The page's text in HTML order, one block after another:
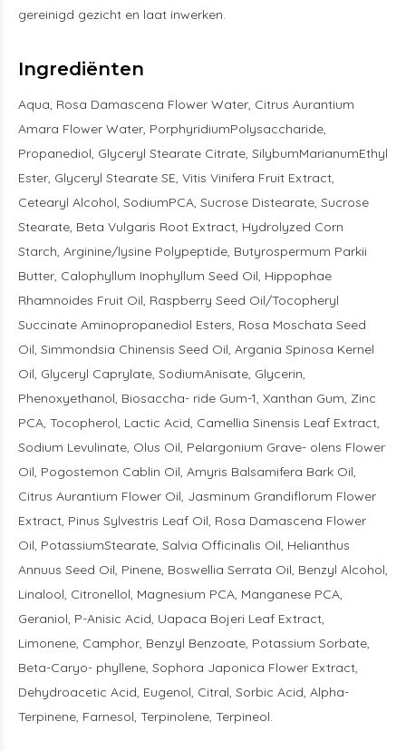
gereinigd gezicht en laat inwerken.
Ingrediënten
Aqua, Rosa Damascena Flower Water, Citrus Aurantium
Amara Flower Water, PorphyridiumPolysaccharide,
Propanediol, Glyceryl Stearate Citrate, SilybumMarianumEthyl
Ester, Glyceryl Stearate SE, Vitis Vinifera Fruit Extract,
Cetearyl Alcohol, SodiumPCA, Sucrose Distearate, Sucrose
Stearate, Beta Vulgaris Root Extract, Hydrolyzed Corn
Starch, Arginine/lysine Polypeptide, Butyrospermum Parkii
Butter, Calophyllum Inophyllum Seed Oil, Hippophae
Rhamnoides Fruit Oil, Raspberry Seed Oil/Tocopheryl
Succinate Aminopropanediol Esters, Rosa Moschata Seed
Oil, Simmondsia Chinensis Seed Oil, Argania Spinosa Kernel
Oil, Glyceryl Caprylate, SodiumAnisate, Glycerin,
Phenoxyethanol, Biosaccha- ride Gum-1, Xanthan Gum, Zinc
PCA, Tocopherol, Lactic Acid, Camellia Sinensis Leaf Extract,
Sodium Levulinate, Olus Oil, Pelargonium Grave- olens Flower
Oil, Pogostemon Cablin Oil, Amyris Balsamifera Bark Oil,
Citrus Aurantium Flower Oil, Jasminum Grandiflorum Flower
Extract, Pinus Sylvestris Leaf Oil, Rosa Damascena Flower
Oil, PotassiumStearate, Salvia Officinalis Oil, Helianthus
Annuus Seed Oil, Pinene, Boswellia Serrata Oil, Benzyl Alcohol,
Linalool, Citronellol, Magnesium PCA, Manganese PCA,
Geraniol, P-Anisic Acid, Uapaca Bojeri Leaf Extract,
Limonene, Camphor, Benzyl Benzoate, Potassium Sorbate,
Beta-Caryo- phyllene, Sophora Japonica Flower Extract,
Dehydroacetic Acid, Eugenol, Citral, Sorbic Acid, Alpha-
Terpinene, Farnesol, Terpinolene, Terpineol.